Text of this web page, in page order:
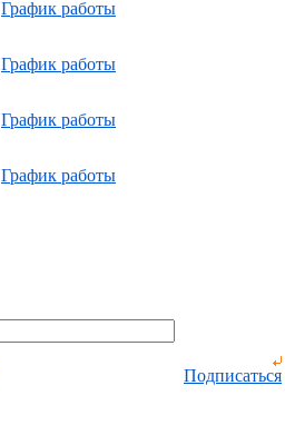
График работы
График работы
График работы
График работы
Подписаться